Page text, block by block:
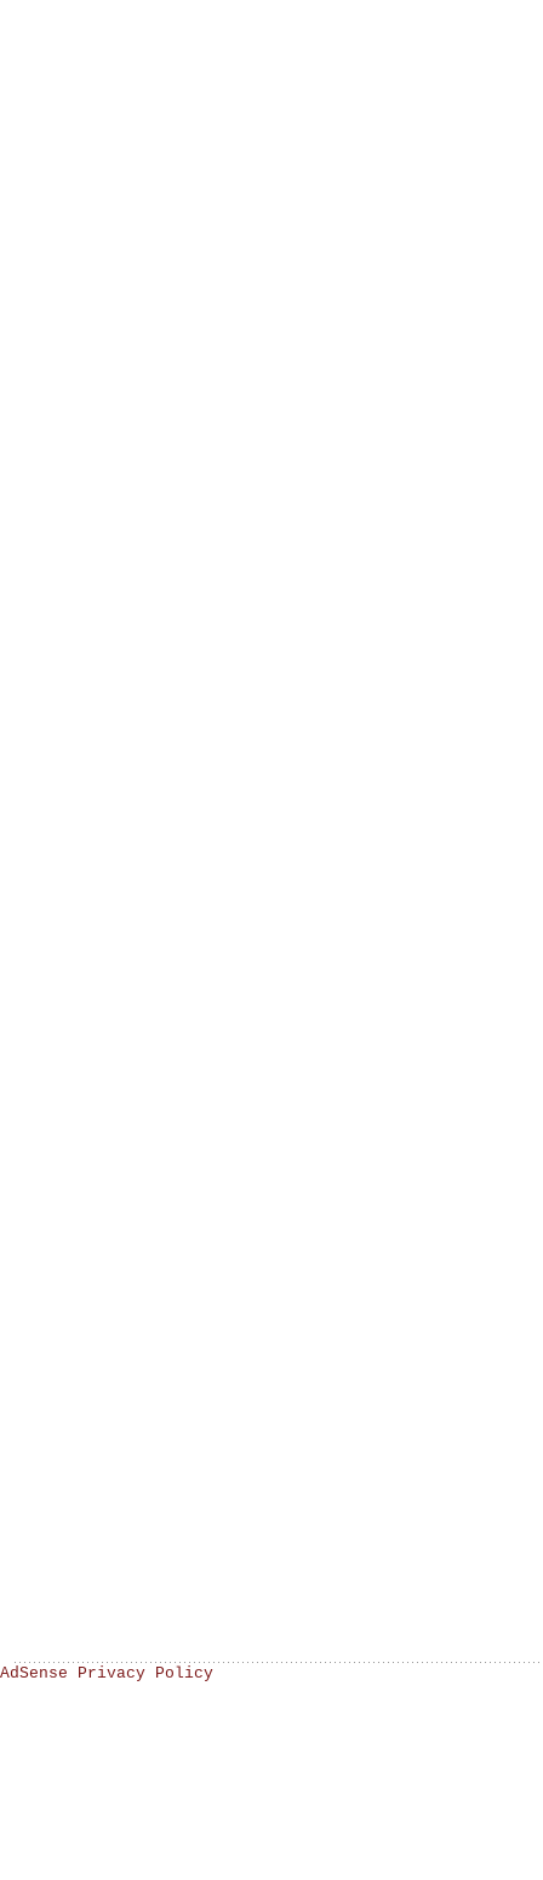
AdSense Privacy Policy